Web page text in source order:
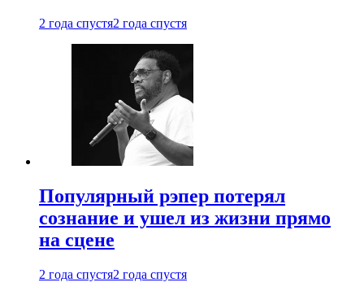
2 года спустя2 года спустя
Популярный рэпер потерял
сознание и ушел из жизни прямо
на сцене
2 года спустя2 года спустя